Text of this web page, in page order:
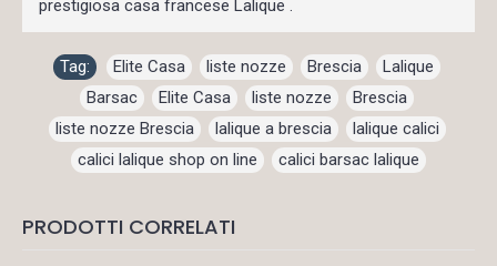
prestigiosa casa francese Lalique .
Tag: Elite Casa liste nozze Brescia Lalique
Barsac
Elite Casa liste nozze Brescia
liste nozze Brescia , lalique a brescia , lalique calici ,
calici lalique shop on line
calici barsac lalique
PRODOTTI CORRELATI